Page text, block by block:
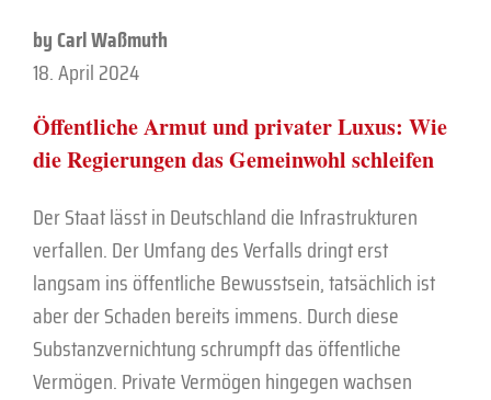
by Carl Waßmuth
18. April 2024
Öffentliche Armut und privater Luxus: Wie
die Regierungen das Gemeinwohl schleifen
Der Staat lässt in Deutschland die Infrastrukturen
verfallen. Der Umfang des Verfalls dringt erst
langsam ins öffentliche Bewusstsein, tatsächlich ist
aber der Schaden bereits immens. Durch diese
Substanzvernichtung schrumpft das öffentliche
Vermögen. Private Vermögen hingegen wachsen